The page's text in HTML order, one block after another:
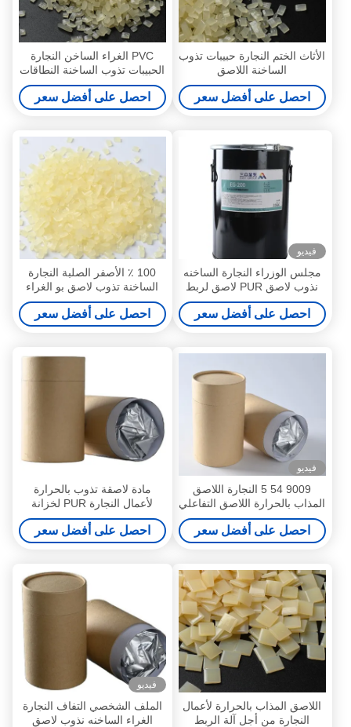
الأثاث الختم النجارة حبيبات تذوب
الساخنة اللاصق
احصل على أفضل سعر
PVC الغراء الساخن النجارة
الحبيبات تذوب الساخنة النطاقات
حافة النطاقات
احصل على أفضل سعر
فيديو
مجلس الوزراء النجارة الساخنه
نذوب لاصق PUR لاصق لربط
الحافة
احصل على أفضل سعر
100 ٪ الأصفر الصلبة النجارة
الساخنة تذوب لاصق بو الغراء
للخشب
احصل على أفضل سعر
فيديو
9009 54 5 النجارة اللاصق
المذاب بالحرارة اللاصق التفاعلي
من البولي يوريثين الساخن
احصل على أفضل سعر
مادة لاصقة تذوب بالحرارة
لأعمال النجارة PUR لخزانة
المطبخ ذات الحواف
احصل على أفضل سعر
اللاصق المذاب بالحرارة لأعمال
النجارة من أجل آلة الربط
فيديو
الملف الشخصي التفاف النجارة
الغراء الساخنه نذوب لاصق